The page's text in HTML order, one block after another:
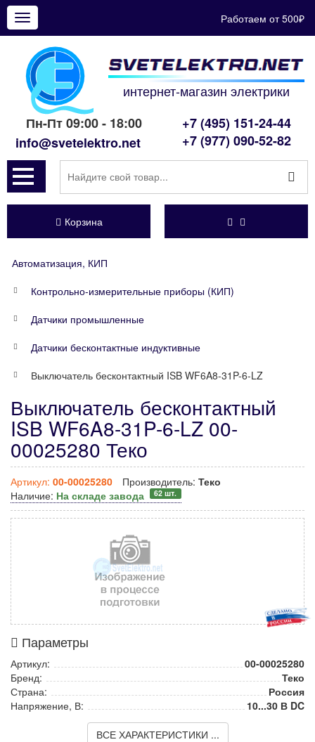
Показать
меню
Работаем от 500₽
интернет-магазин электрики
Пн-Пт 09:00 - 18:00
info@svetelektro.net
+7 (495) 151-24-44
+7 (977) 090-52-82
Корзина
Автоматизация, КИП
Контрольно-измерительные приборы (КИП)
Датчики промышленные
Датчики бесконтактные индуктивные
Выключатель бесконтактный ISB WF6A8-31P-6-LZ
Выключатель бесконтактный
ISB WF6A8-31P-6-LZ 00-
00025280 Теко
Артикул: 00-00025280 Производитель: Теко
Наличие: На складе завода 62 шт.
Параметры
Артикул:
00-00025280
Бренд:
Теко
Страна:
Россия
Напряжение, В:
10...30 В DC
ВСЕ ХАРАКТЕРИСТИКИ ...